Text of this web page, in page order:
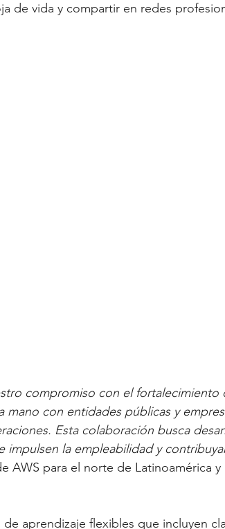
de vida y compartir en redes
compromiso con el
mano con entidades públicas y
Esta colaboración busca
impulsen la empleabilidad y
AWS para el norte de Latinoamérica
aprendizaje flexibles que incluyen